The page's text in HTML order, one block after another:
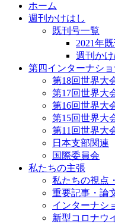
ホーム
週刊かけはし
既刊号一覧
2021年
週刊か
第四インターナシ
第18回世界大
第17回世界大
第16回世界大
第15回世界大
第11回世界大
日本支部関連
国際委員会
私たちの主張
私たちの視点
重要記事・論
インターナシ
新型コロナウ